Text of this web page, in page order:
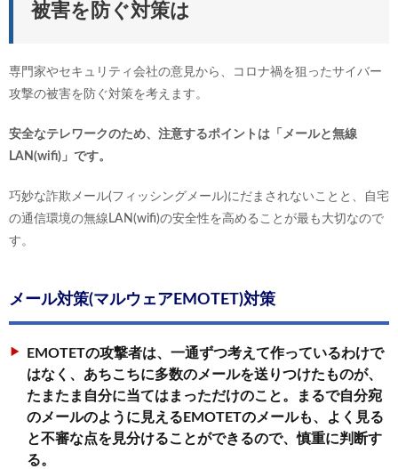
被害を防ぐ対策は
専門家やセキュリティ会社の意見から、コロナ禍を狙ったサイバー
攻撃の被害を防ぐ対策を考えます。
安全なテレワークのため、注意するポイントは「メールと無線
LAN(wifi)」です。
巧妙な詐欺メール(フィッシングメール)にだまされないことと、自宅
の通信環境の無線LAN(wifi)の安全性を高めることが最も大切なので
す。
メール対策(マルウェアEMOTET)対策
EMOTETの攻撃者は、一通ずつ考えて作っているわけで
はなく、あちこちに多数のメールを送りつけたものが、
たまたま自分に当てはまっただけのこと。まるで自分宛
のメールのように見えるEMOTETのメールも、よく見る
と不審な点を見分けることができるので、慎重に判断す
る。